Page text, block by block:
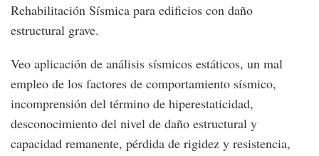
Rehabilitación Sísmica para edificios con daño
estructural grave.
Veo aplicación de análisis sísmicos estáticos, un mal
empleo de los factores de comportamiento sísmico,
incomprensión del término de hiperestaticidad,
desconocimiento del nivel de daño estructural y
capacidad remanente, pérdida de rigidez y resistencia,